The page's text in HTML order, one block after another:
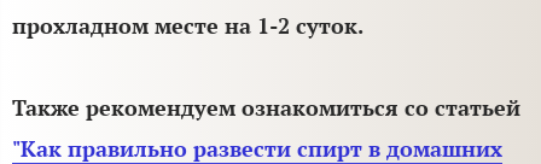
прохладном месте на 1-2 суток.
Также рекомендуем ознакомиться со статьей
"Как правильно развести спирт в домашних